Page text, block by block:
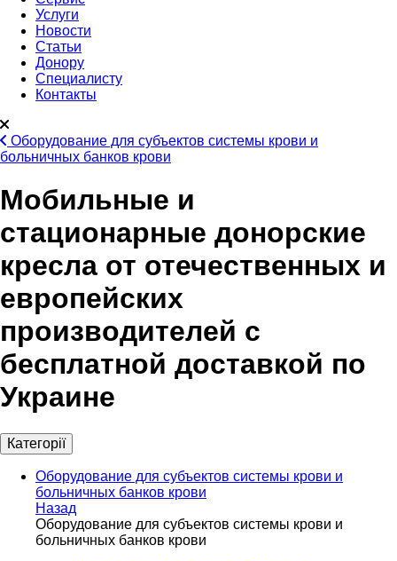
Услуги
Новости
Статьи
Донору
Специалисту
Контакты
Оборудование для субъектов системы крови и
больничных банков крови
Мобильные и
стационарные донорские
кресла от отечественных и
европейских
производителей с
бесплатной доставкой по
Украине
Категорії
Оборудование для субъектов системы крови и
больничных банков крови
Назад
Оборудование для субъектов системы крови и
больничных банков крови